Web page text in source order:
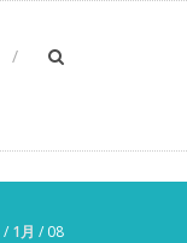
/ 1月 / 08